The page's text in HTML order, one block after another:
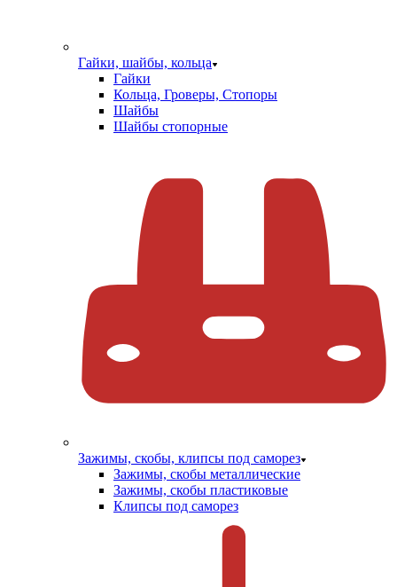
Гайки, шайбы, кольца
Гайки
Кольца, Гроверы, Стопоры
Шайбы
Шайбы стопорные
Зажимы, скобы, клипсы под саморез
Зажимы, скобы металлические
Зажимы, скобы пластиковые
Клипсы под саморез